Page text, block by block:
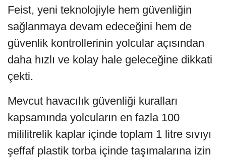
Feist, yeni teknolojiyle hem güvenliğin
sağlanmaya devam edeceğini hem de
güvenlik kontrollerinin yolcular açısından
daha hızlı ve kolay hale geleceğine dikkati
çekti.
Mevcut havacılık güvenliği kuralları
kapsamında yolcuların en fazla 100
mililitrelik kaplar içinde toplam 1 litre sıvıyı
şeffaf plastik torba içinde taşımalarına izin